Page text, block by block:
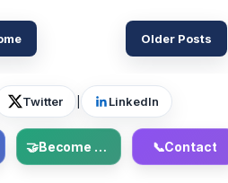
Older Posts
Twitter LinkedIn
🤝 Become Volunteer 📞Contact